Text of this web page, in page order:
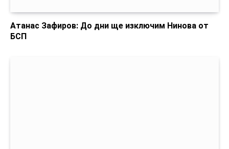
Атанас Зафиров: До дни ще изключим Нинова от
БСП